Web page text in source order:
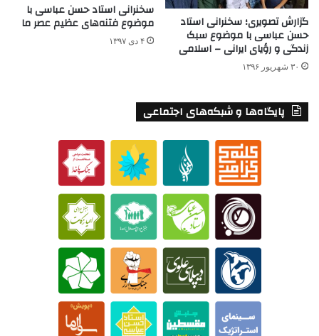
گزارش تصویری؛ سخنرانی استاد
حسن عباسی با موضوع سبک
زندگی و رؤیای ایرانی – اسلامی
۳۰ شهریور ۱۳۹۶
سخنرانی استاد حسن عباسی با
موضوع فتنه‌های عظیم عصر ما
۴ دی ۱۳۹۷
پایگاه‌ها و شبکه‌های اجتماعی